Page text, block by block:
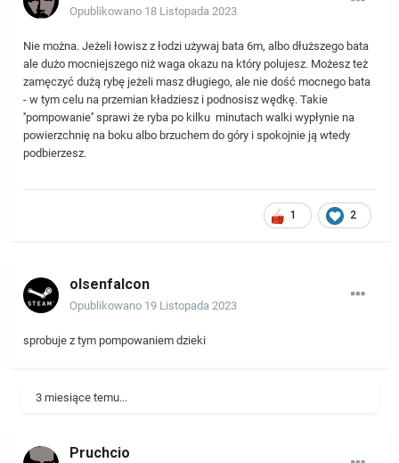
Opublikowano 18 Listopada 2023
Nie można. Jeżeli łowisz z łodzi używaj bata 6m, albo dłuższego bata
ale dużo mocniejszego niż waga okazu na który polujesz. Możesz też
zamęczyć dużą rybę jeżeli masz długiego, ale nie dość mocnego bata
- w tym celu na przemian kładziesz i podnosisz wędkę. Takie
''pompowanie'' sprawi że ryba po kilku minutach walki wypłynie na
powierzchnię na boku albo brzuchem do góry i spokojnie ją wtedy
podbierzesz.
1 2
olsenfalcon
Opublikowano 19 Listopada 2023
sprobuje z tym pompowaniem dzieki
3 miesiące temu...
Pruchcio